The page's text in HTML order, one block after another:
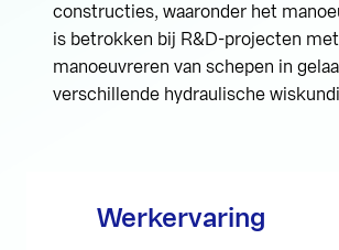
constructies, waaronder het
is betrokken bij R&D-projecten
manoeuvreren van schepen in
verschillende hydraulische
Werkervaring